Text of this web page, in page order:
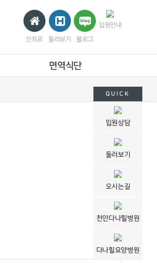
인트로 둘러보기 블로그
입원안내
면역식단
QUICK
입원상담
둘러보기
오시는길
천안다나힐병원
다나힐요양병원